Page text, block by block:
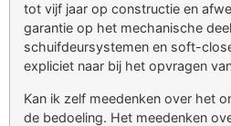
tot vijf jaar op constructie en
garantie op het mechanische
schuifdeursystemen en soft-
expliciet naar bij het opvragen
Kan ik zelf meedenken over het
de bedoeling. Het meedenken